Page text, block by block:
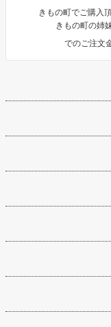
きもの町でご購入
きもの町の姉
でのご注文